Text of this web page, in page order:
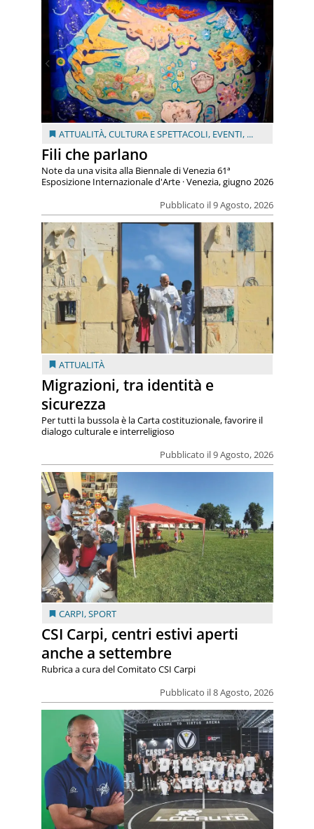
ATTUALITÀ,CULTURA E SPETTACOLI, EVENTI, ...
Fili che parlano
Pubblicato il 9 Agosto, 2026
Note da una visita alla Biennale di Venezia 61ª
Esposizione Internazionale d'Arte · Venezia, giugno 2026
ATTUALITÀ
Migrazioni, tra identità e
sicurezza
Pubblicato il 9 Agosto, 2026
Per tutti la bussola è la Carta costituzionale, favorire il
dialogo culturale e interreligioso
CARPI,SPORT
CSI Carpi, centri estivi aperti
anche a settembre
Pubblicato il 8 Agosto, 2026
Rubrica a cura del Comitato CSI Carpi